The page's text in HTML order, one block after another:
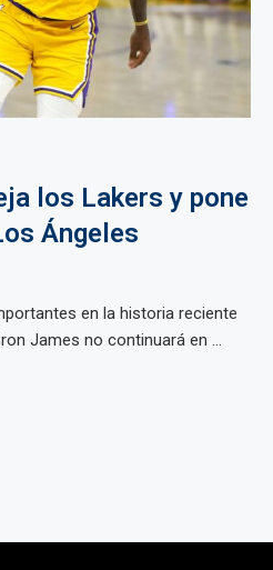
los Lakers y pone
Ángeles
en la historia reciente
James no continuará en ...